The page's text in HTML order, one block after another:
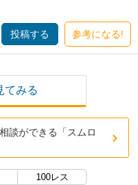
投稿する 参考になる!
てみる
談ができる「スムロ
100レス